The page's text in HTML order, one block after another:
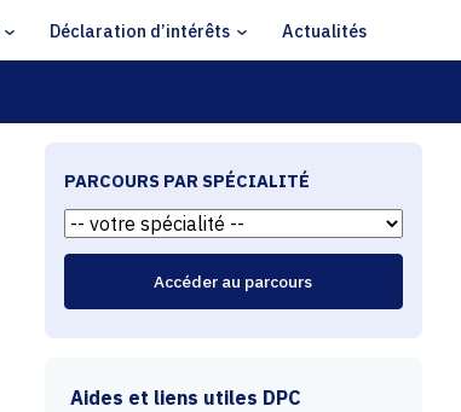
Déclaration d’intérêts Actualités
PARCOURS PAR SPÉCIALITÉ
Aides et liens utiles DPC